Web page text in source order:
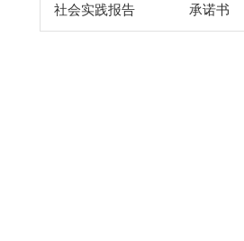
社会实践报告 承诺书